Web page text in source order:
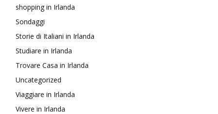
shopping in Irlanda
Sondaggi
Storie di Italiani in Irlanda
Studiare in Irlanda
Trovare Casa in Irlanda
Uncategorized
Viaggiare in Irlanda
Vivere in Irlanda